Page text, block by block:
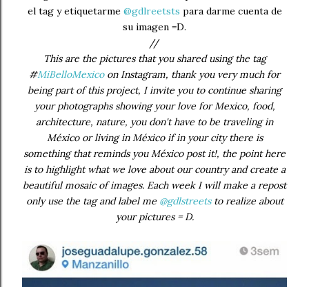
el tag y etiquetarme @gdlreetsts para darme cuenta de
su imagen =D.
//
This are the pictures that you shared using the tag
#MiBelloMexicoon Instagram, thank you very much for
being part of this project, I invite you to continue sharing
your photographs showing your love for Mexico, food,
architecture, nature, you don't have to be traveling in
México or living in México if in your city there is
something that reminds you México post it!, the point here
is to highlight what we love about our country and create a
beautiful mosaic of images. Each week I will make a repost
only use the tag and label me @gdlstreets to realize about
your pictures = D.